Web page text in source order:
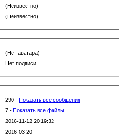
(Неизвестно)
(Неизвестно)
(Нет аватара)
Нет подписи.
290 - Показать все сообщения
7 - Показать все файлы
2016-11-12 20:19:32
2016-03-20